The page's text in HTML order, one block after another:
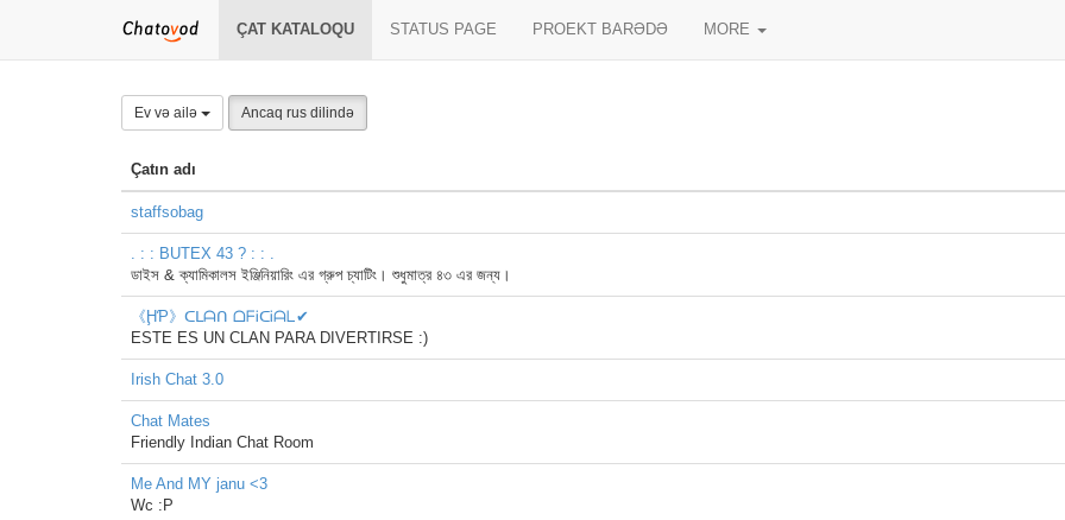
ÇAT KATALOQU STATUS PAGE PROEKT BARƏDƏ MORE
Ev və ailə Ancaq rus dilində
Çatın adı
staffsobag
. : : BUTEX 43 ? : : .
ডাইস & ক্যামিকালস ইঞ্জিনিয়ারিং এর গ্রুপ চ্যাটিং। শুধুমাত্র ৪৩ এর জন্য।
《ḨƤ》ᑕᒪᗩᑎ ᗝᖴᎥᑕᎥᗩᒪ✔
ESTE ES UN CLAN PARA DIVERTIRSE :)
Irish Chat 3.0
Chat Mates
Friendly Indian Chat Room
Me And MY janu <3
Wc :P